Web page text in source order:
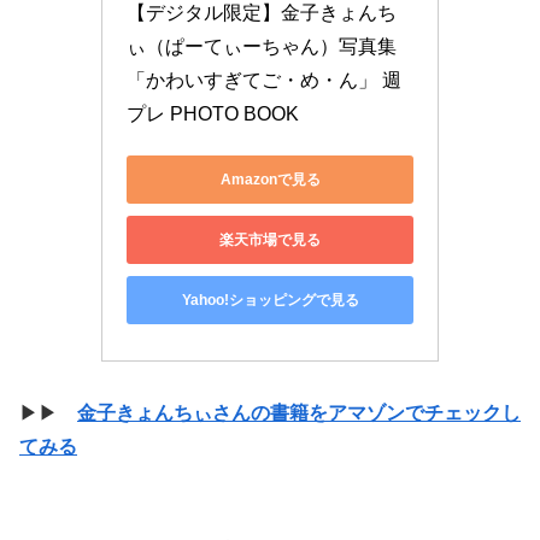
【デジタル限定】金子きょんち
ぃ（ぱーてぃーちゃん）写真集
「かわいすぎてご・め・ん」 週
プレ PHOTO BOOK
Amazonで見る
楽天市場で見る
Yahoo!ショッピングで見る
▶▶ 金子きょんちぃさんの書籍をアマゾンでチェックし
てみる